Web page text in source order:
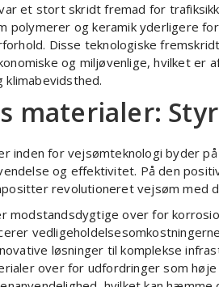
et stort skridt fremad for
polymerer og keramik yderligere
Disse teknologiske
og miljøvenlige, hvilket er
materialer:
inden for vejsømteknologi byder
og effektivitet. På den
revolutioneret vejsøm med
modstandsdygtige over for
løsninger til komplekse
over for udfordringer som